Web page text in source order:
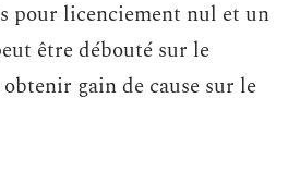
pour licenciement nul et un
être débouté sur le
gain de cause sur le